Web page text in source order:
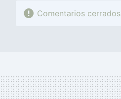
Comentarios cerrados